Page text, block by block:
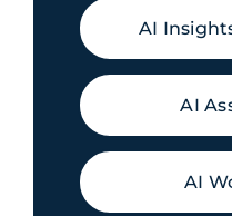
AI
AI
AI